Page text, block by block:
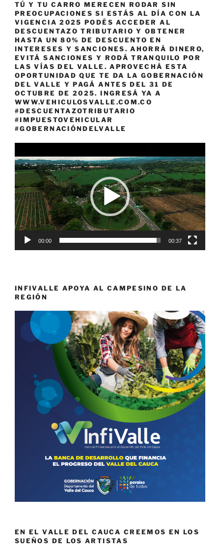
TÚ Y TU CARRO MERECEN RODAR SIN
PREOCUPACIONES SI ESTÁS AL DÍA CON LA
VIGENCIA 2025 PODÉS ACCEDER AL
DESCUENTAZO TRIBUTARIO Y OBTENER
HASTA UN 80% DE DESCUENTO EN
INTERESES Y SANCIONES. AHORRÁ DINERO,
EVITÁ SANCIONES Y RODÁ TRANQUILO POR
LAS VÍAS DEL VALLE. APROVECHÁ ESTA
OPORTUNIDAD QUE TE DA LA GOBERNACIÓN
DEL VALLE Y PAGÁ ANTES DEL 31 DE
OCTUBRE DE 2025. INGRESÁ YA A
WWW.VEHICULOSVALLE.COM.CO
#DESCUENTAZOTRIBUTARIO
#IMPUESTOVEHICULAR
#GOBERNACIÓNDELVALLE
de
vídeo
00:00 00:37
INFIVALLE APOYA AL CAMPESINO DE LA
REGIÓN
EN EL VALLE DEL CAUCA CREEMOS EN LOS
SUEÑOS DE LOS ARTISTAS